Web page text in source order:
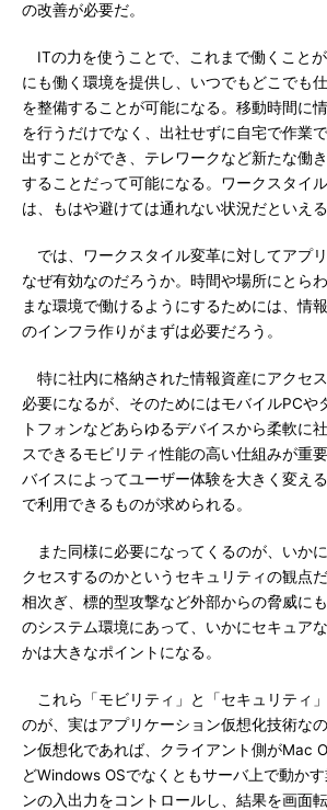
の改善が必要だ。
ITの力を使うことで、これまで働くこと
にも働く環境を提供し、いつでもどこでも
を整備することが可能になる。移動時間に
を行うだけでなく、出社せずに自宅で作業
出すことができ、テレワークなど新たな働
することだって可能になる。ワークスタイ
は、もはや避けては通れない状況だといえる
では、ワークスタイル変革に対してアプ
なぜ有効なのだろうか。時間や場所にとら
まな環境で働けるようにするためには、情
のインフラ作りがまずは必要だろう。
特に社内に格納された情報資産にアクセ
必要になるが、そのためにはモバイルPCや
トフォンなどあらゆるデバイスから柔軟に
スできるモビリティ性能の高い仕組みが重
バイスによってユーザー体験を大きく変え
で利用できるものが求められる。
また同様に必要になってくるのが、いか
クセスするのかというセキュリティの観点
相次ぎ、標的型攻撃など外部からの脅威に
のシステム環境にあって、いかにセキュア
かは大きなポイントになる。
これら「モビリティ」と「セキュリティ
のが、実はアプリケーション仮想化技術な
ン仮想化であれば、クライアント側がMac
どWindows OSでなくともサーバ上で動か
ンの入出力をコントロールし、結果を画面